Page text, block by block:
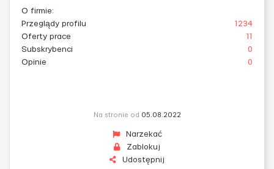
O firmie:
Przeglądy profilu
1234
Oferty prace
11
Subskrybenci
0
Opinie
0
Na stronie od 05.08.2022
Narzekać
Zablokuj
Udostępnij